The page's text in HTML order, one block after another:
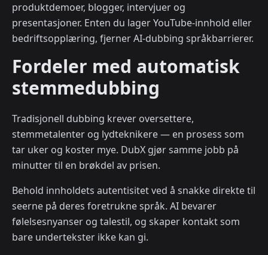
produktdemoer, blogger, intervjuer og
presentasjoner. Enten du lager YouTube-innhold eller
bedriftsopplæring, fjerner AI-dubbing språkbarrierer.
Fordeler med automatisk
stemmedubbing
Tradisjonell dubbing krever oversettere,
stemmetalenter og lydteknikere — en prosess som
tar uker og koster mye. DubX gjør samme jobb på
minutter til en brøkdel av prisen.
Behold innholdets autentisitet ved å snakke direkte til
seerne på deres foretrukne språk. AI bevarer
følelsesnyanser og talestil, og skaper kontakt som
bare undertekster ikke kan gi.